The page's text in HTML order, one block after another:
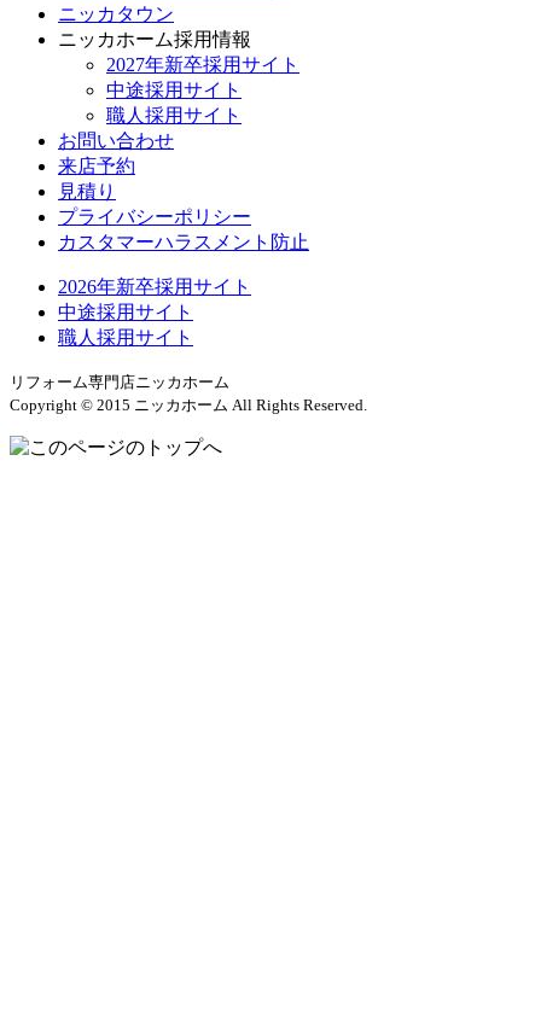
ニッカタウン
ニッカホーム採用情報
2027年新卒採用サイト
中途採用サイト
職人採用サイト
お問い合わせ
来店予約
見積り
プライバシーポリシー
カスタマーハラスメント防止
2026年新卒採用サイト
中途採用サイト
職人採用サイト
リフォーム専門店ニッカホーム
Copyright © 2015 ニッカホーム All Rights Reserved.